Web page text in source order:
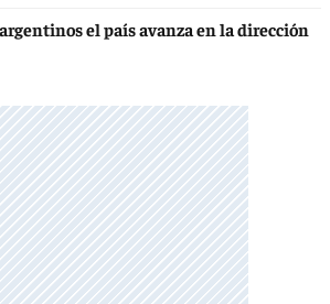
el país avanza en la dirección